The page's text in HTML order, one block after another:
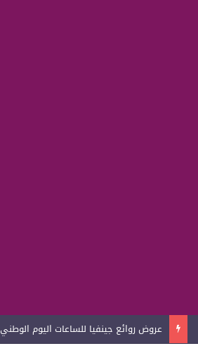
عروض روائع جينفيا للساعات اليوم الوطني 2026